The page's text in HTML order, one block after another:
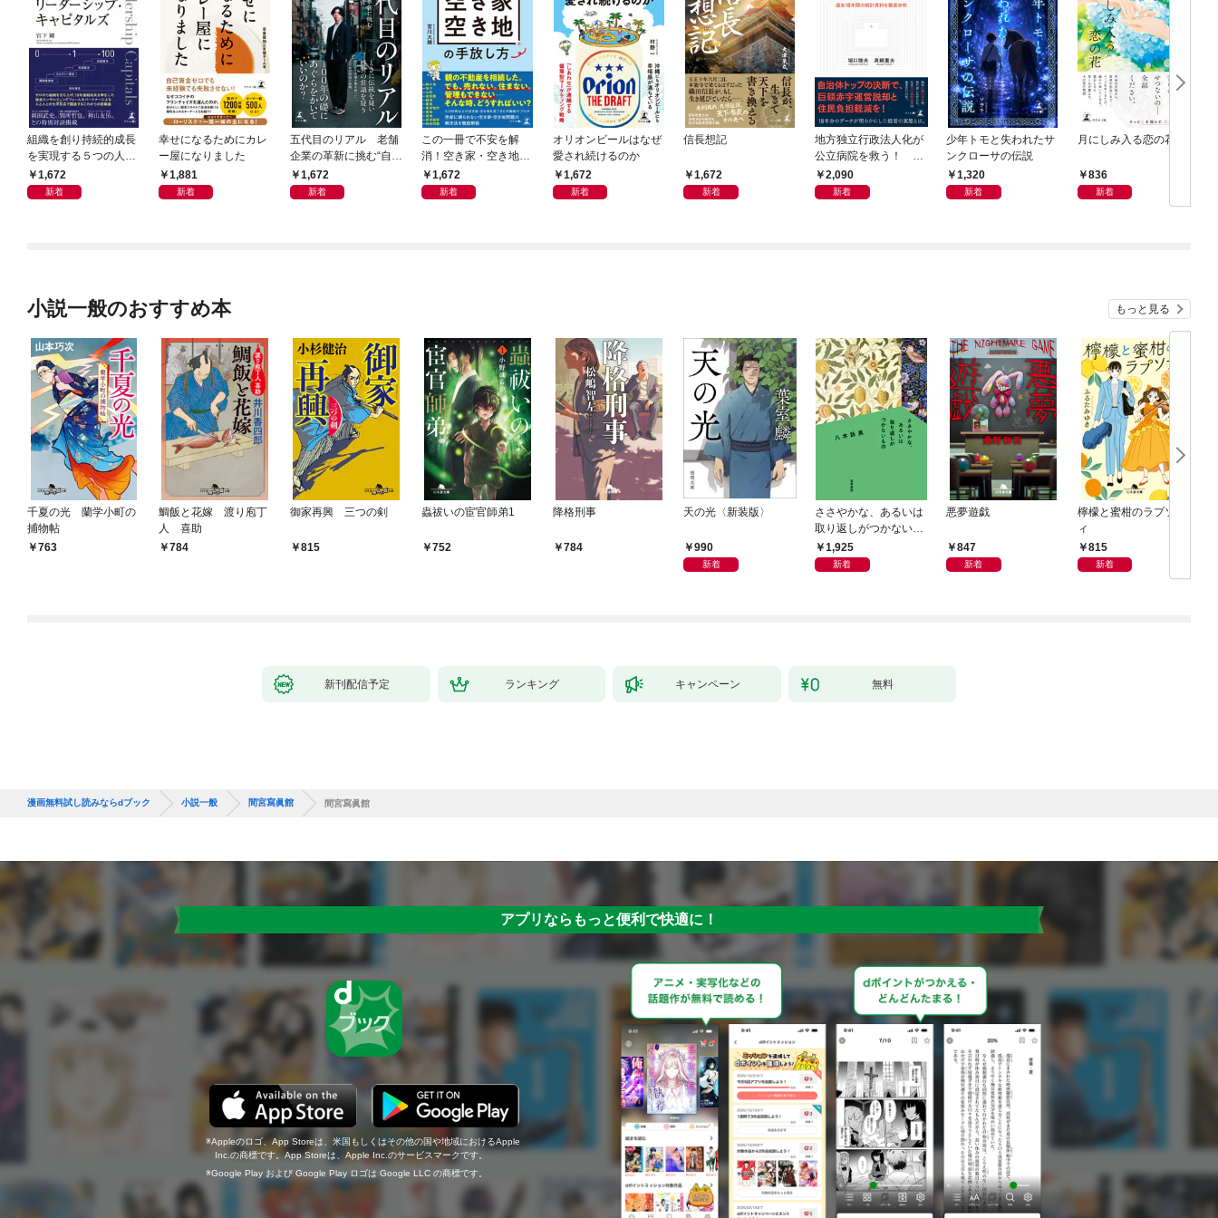
組織を創り持続的成長
を実現する５つの人資
本 リーダーシップ・
キャピタルズ
1,672
新着
幸せになるためにカレ
ー屋になりました
1,881
新着
五代目のリアル 老舗
企業の革新に挑む“自分
流”経営
1,672
新着
この一冊で不安を解
消！空き家・空き地の
手放し方
1,672
新着
オリオンビールはなぜ
愛され続けるのか
1,672
新着
信長想記
1,672
新着
地方独立行政法人化が
公立病院を救う！ 過
去18年間の統計資料を
徹底分析
2,090
新着
少年トモと失われたサ
ンクローサの伝説
1,320
新着
月にしみ入る恋の花
836
新着
小説一般のおすすめ本 もっと見る
千夏の光 蘭学小町の
捕物帖
763
鯛飯と花嫁 渡り庖丁
人 喜助
784
御家再興 三つの剣
815
蟲祓いの宦官師弟1
752
降格刑事
784
天の光〈新装版〉
990
新着
ささやかな、あるいは
取り返しがつかないも
の1,925
新着
悪夢遊戯
847
新着
檸檬と蜜柑のラプソデ
ィ
815
新着
新刊配信予定 ランキング キャンペーン 無料
漫画無料試し読みならdブック 小説一般 間宮寫眞館 間宮寫眞館
アプリならもっと便利で快適に！
Appleのロゴ、App Storeは、米国もしくはその他の国や地域におけるApple
Inc.の商標です。App Storeは、Apple Inc.のサービスマークです。
Google Play および Google Play ロゴは Google LLC の商標です。